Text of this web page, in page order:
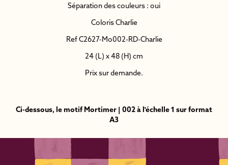
Séparation des couleurs : oui
Coloris Charlie
Ref C2627-Mo002-RD-Charlie
24 (L) x 48 (H) cm
Prix sur demande.
Ci-dessous, le motif Mortimer | 002 à l'échelle 1 sur format
A3